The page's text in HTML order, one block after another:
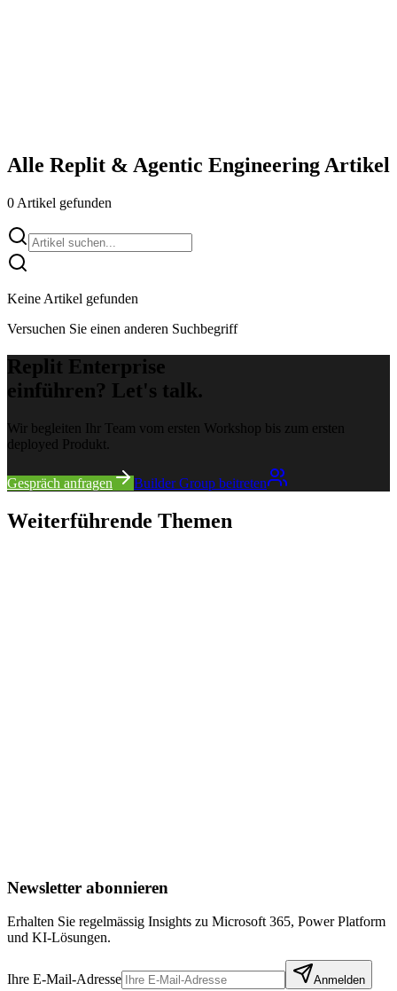
Alle Replit & Agentic Engineering Artikel
0 Artikel gefunden
Keine Artikel gefunden
Versuchen Sie einen anderen Suchbegriff
Replit Enterprise
einführen? Let's talk.
Wir begleiten Ihr Team vom ersten Workshop bis zum ersten
deployed Produkt.
Gespräch anfragen Builder Group beitreten
Weiterführende Themen
Newsletter abonnieren
Erhalten Sie regelmässig Insights zu Microsoft 365, Power Platform
und KI-Lösungen.
Ihre E-Mail-Adresse Anmelden